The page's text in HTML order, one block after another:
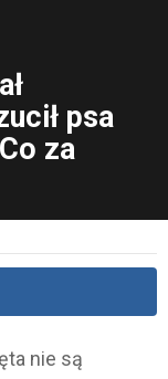
psa
za
nie są